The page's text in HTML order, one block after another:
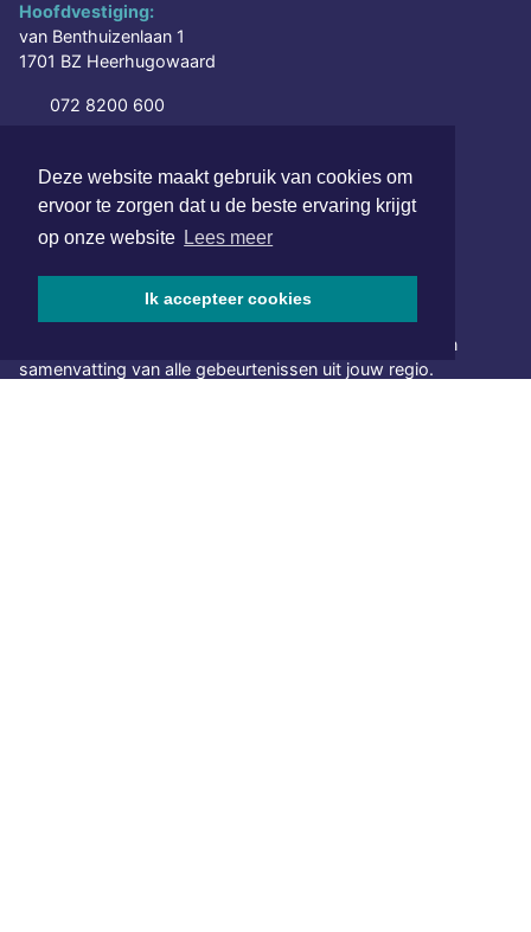
Deze website maakt gebruik van cookies om
ervoor te zorgen dat u de beste ervaring krijgt
op onze website Lees meer
Ik accepteer cookies
Hoofdvestiging:
van Benthuizenlaan 1
1701 BZ Heerhugowaard
072 8200 600
SOCIAL MEDIA
NIEUWSBRIEF AANMELDEN
Schrijf je in voor onze nieuwsbrief en krijg wekelijks een
samenvatting van alle gebeurtenissen uit jouw regio.